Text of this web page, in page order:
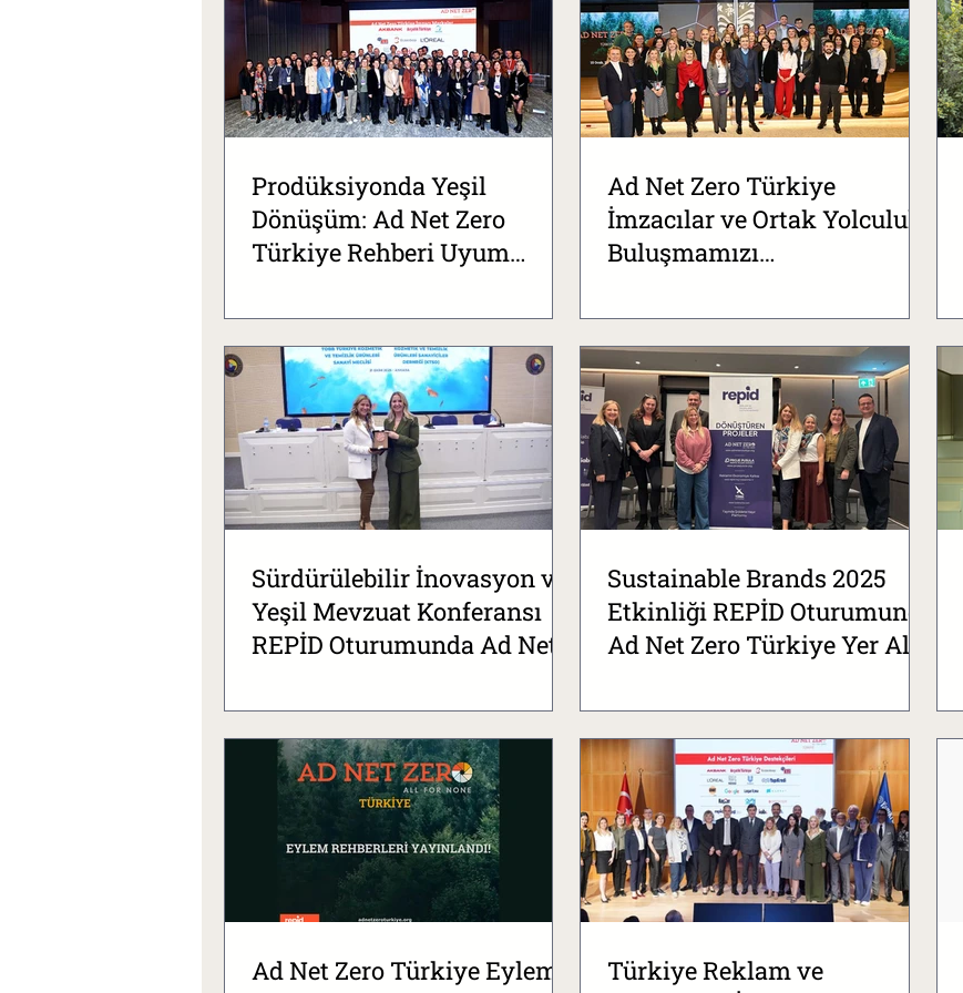
Prodüksiyonda Yeşil
Dönüşüm: Ad Net Zero
Türkiye Rehberi Uyum
Ad Net Zero Türkiye
İmzacılar ve Ortak Yolculuk
Buluşmamızı
Sürdürülebilir İnovasyon ve
Yeşil Mevzuat Konferansı
REPİD Oturumunda Ad Net
Sustainable Brands 2025
Etkinliği REPİD Oturumunda
Ad Net Zero Türkiye Yer Aldı
Ad Net Zero Türkiye Eylem
Türkiye Reklam ve